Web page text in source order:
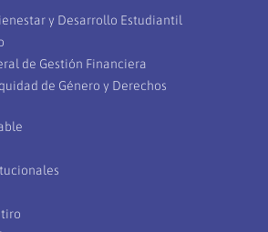
y Desarrollo Estudiantil
de Gestión Financiera
de Género y Derechos